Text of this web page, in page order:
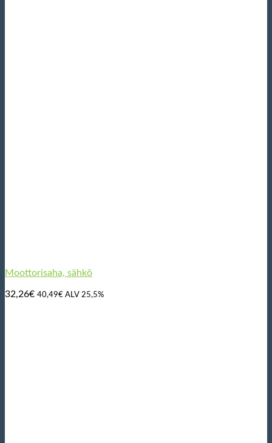
Moottorisaha, sähkö
32,26€ 40,49€ ALV 25,5%